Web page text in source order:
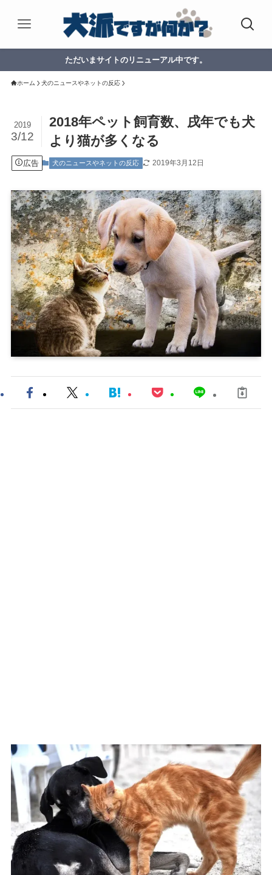
ただいまサイトのリニューアル中です。
ホーム 犬のニュースやネットの反応
2018年ペット飼育数、戌年でも犬
より猫が多くなる
2019
3/12
広告 犬のニュースやネットの反応 2019年3月12日